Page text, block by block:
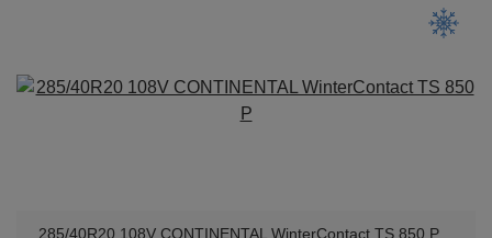
285/40R20 108V CONTINENTAL WinterContact TS 850 P